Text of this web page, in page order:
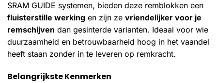
SRAM GUIDE systemen, bieden deze remblokken een
fluisterstille werking en zijn ze vriendelijker voor je
remschijven dan gesinterde varianten. Ideaal voor wie
duurzaamheid en betrouwbaarheid hoog in het vaandel
heeft staan zonder in te leveren op remkracht.
Belangrijkste Kenmerken